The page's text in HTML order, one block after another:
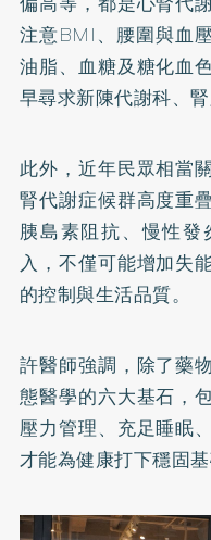
注意BMI、腰圍與血
油脂、血糖及糖化血
早尋求新陳代謝科、
此外，近年民眾相當
腎代謝症候群高度重
胰島素阻抗、慢性
入，不僅可能增加失
的控制與生活品質。
許醫師強調，除了藥
態醫學的六大基石，
壓力管理、充足睡眠
才能為健康打下穩固基